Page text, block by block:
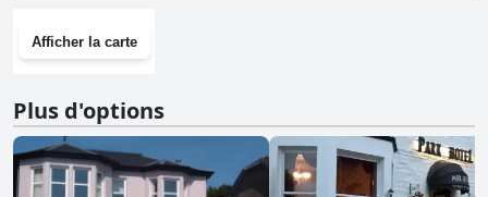
Afficher la carte
Plus d'options